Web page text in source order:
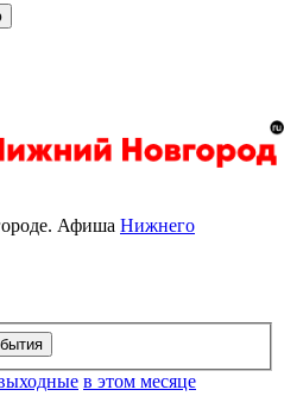
Афиша Нижнего
в этом месяце